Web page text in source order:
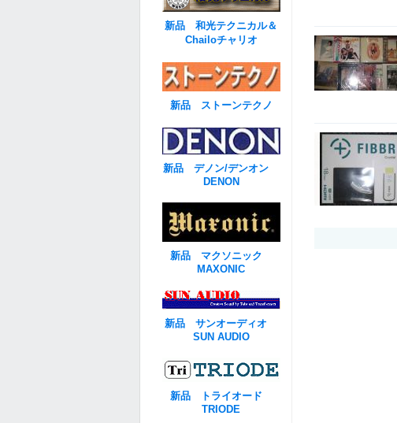
新品 和光テクニカル＆
Chailoチャリオ
新品 ストーンテクノ
新品 デノン/デンオン
DENON
新品 マクソニック
MAXONIC
新品 サンオーディオ
SUN AUDIO
新品 トライオード
TRIODE